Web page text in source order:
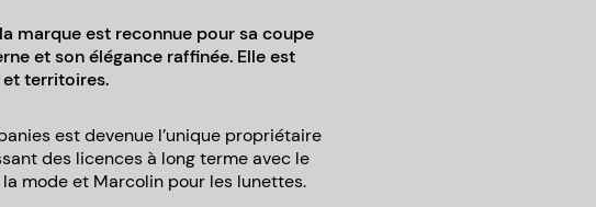
marque est reconnue pour sa coupe
et son élégance raffinée. Elle est
et territoires.
est devenue l’unique propriétaire
des licences à long terme avec le
mode et Marcolin pour les lunettes.